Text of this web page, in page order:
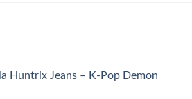
Huntrix Jeans – K-Pop Demon